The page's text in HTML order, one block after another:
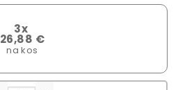
3x
26,88 €
na kos